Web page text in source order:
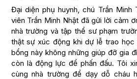
Đại diện phụ huynh, chú Trần Minh
viên Trần Minh Nhật đã gửi lời cảm
nhà trường và tập thể sư phạm
thật sự xúc động khi dự lễ trao học
bổng này không những giúp đỡ gia
còn là động lực để phấn đấu. Tôi
cùng nhà trường để dạy dỗ cháu